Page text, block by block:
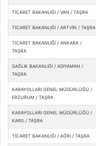
TİCARET BAKANLIĞI / VAN / TAŞRA
TİCARET BAKANLIĞI / ARTVİN / TAŞRA
TİCARET BAKANLIĞI / ANKARA /
TAŞRA
SAĞLIK BAKANLIĞI / ADIYAMAN /
TAŞRA
KARAYOLLARI GENEL MÜDÜRLÜĞÜ /
ERZURUM / TAŞRA
KARAYOLLARI GENEL MÜDÜRLÜĞÜ /
KARS / TAŞRA
TİCARET BAKANLIĞI / AĞRI / TAŞRA